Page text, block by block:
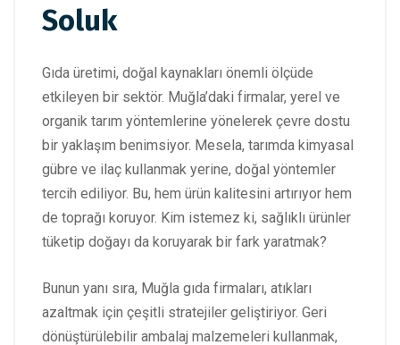
Soluk
Gıda üretimi, doğal kaynakları önemli ölçüde
etkileyen bir sektör. Muğla’daki firmalar, yerel ve
organik tarım yöntemlerine yönelerek çevre dostu
bir yaklaşım benimsiyor. Mesela, tarımda kimyasal
gübre ve ilaç kullanmak yerine, doğal yöntemler
tercih ediliyor. Bu, hem ürün kalitesini artırıyor hem
de toprağı koruyor. Kim istemez ki, sağlıklı ürünler
tüketip doğayı da koruyarak bir fark yaratmak?
Bunun yanı sıra, Muğla gıda firmaları, atıkları
azaltmak için çeşitli stratejiler geliştiriyor. Geri
dönüştürülebilir ambalaj malzemeleri kullanmak,